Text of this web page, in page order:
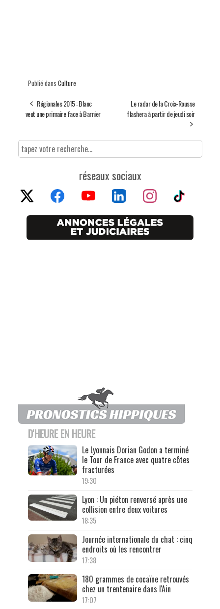
Publié dans Culture
Régionales 2015 : Blanc
veut une primaire face à Barnier
Le radar de la Croix-Rousse
flashera à partir de jeudi soir
réseaux sociaux
D'HEURE EN HEURE
Le Lyonnais Dorian Godon a terminé
le Tour de France avec quatre côtes
fracturées
19:30
Lyon : Un piéton renversé après une
collision entre deux voitures
18:35
Journée internationale du chat : cinq
endroits où les rencontrer
17:38
180 grammes de cocaïne retrouvés
chez un trentenaire dans l'Ain
17:07